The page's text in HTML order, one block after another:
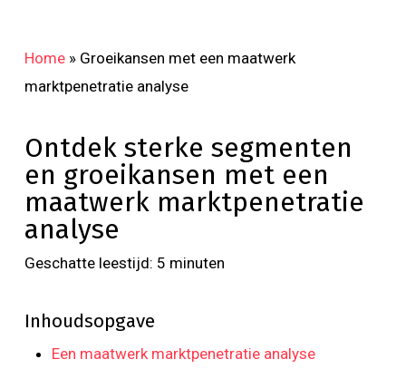
Home» Groeikansen met een maatwerk
marktpenetratie analyse
Ontdek sterke segmenten
en groeikansen met een
maatwerk marktpenetratie
analyse
Geschatte leestijd: 5 minuten
Inhoudsopgave
Een maatwerk marktpenetratie analyse